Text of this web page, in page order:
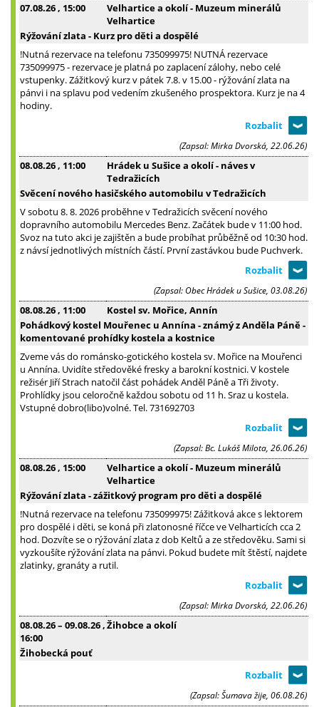
07.08.26 , 15:00
Velhartice a okolí - Muzeum minerálů
Velhartice
Rýžování zlata - Kurz pro děti a dospělé
!Nutná rezervace na telefonu 735099975! NUTNÁ rezervace
735099975 - rezervace je platná po zaplacení zálohy, nebo celé
vstupenky. Zážitkový kurz v pátek 7.8. v 15.00 - rýžování zlata na
pánvi i na splavu pod vedením zkušeného prospektora. Kurz je na 4
hodiny.
(Zapsal: Mirka Dvorská, 22.06.26)
08.08.26 , 11:00
Hrádek u Sušice a okolí - náves v
Tedražicích
Svěcení nového hasičského automobilu v Tedražicích
V sobotu 8. 8. 2026 proběhne v Tedražicích svěcení nového
dopravního automobilu Mercedes Benz. Začátek bude v 11:00 hod.
Svoz na tuto akci je zajištěn a bude probíhat průběžně od 10:30 hod.
z návsí jednotlivých místních částí. První zastávkou bude Puchverk.
(Zapsal: Obec Hrádek u Sušice, 03.08.26)
08.08.26 , 11:00
Kostel sv. Mořice, Annín
Pohádkový kostel Mouřenec u Annína - známý z Anděla Páně -
komentované prohídky kostela a kostnice
Zveme vás do románsko-gotického kostela sv. Mořice na Mouřenci
u Annína. Uvidíte středověké fresky a barokní kostnici. V kostele
režisér Jiří Strach natočil část pohádek Anděl Páně a Tři životy.
Prohlídky jsou celoročně každou sobotu od 11 h. Sraz u kostela.
Vstupné dobro(libo)volné. Tel. 731692703
(Zapsal: Bc. Lukáš Milota, 26.06.26)
08.08.26 , 15:00
Velhartice a okolí - Muzeum minerálů
Velhartice
Rýžování zlata - zážitkový program pro děti a dospělé
!Nutná rezervace na telefonu 735099975! Zážitková akce s lektorem
pro dospělé i děti, se koná při zlatonosné říčce ve Velharticích cca 2
hod. Dozvíte se o rýžování zlata z dob Keltů a ze středověku. Sami si
vyzkoušíte rýžování zlata na pánvi. Pokud budete mít štěstí, najdete
zlatinky, granáty a rutil.
(Zapsal: Mirka Dvorská, 22.06.26)
08.08.26– 09.08.26 ,
16:00
Žihobce a okolí
Žihobecká pouť
(Zapsal: Šumava žije, 06.08.26)